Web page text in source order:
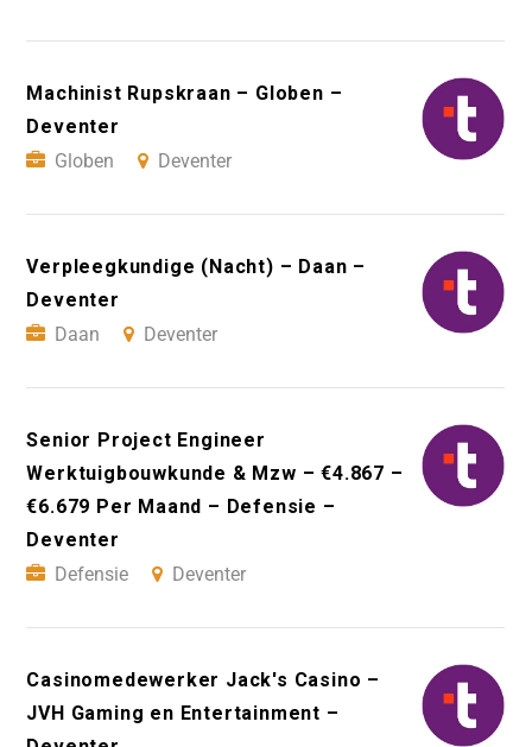
Machinist Rupskraan – Globen –
Deventer
Globen
Deventer
Verpleegkundige (Nacht) – Daan –
Deventer
Daan
Deventer
Senior Project Engineer
Werktuigbouwkunde & Mzw – €4.867 –
€6.679 Per Maand – Defensie –
Deventer
Defensie
Deventer
Casinomedewerker Jack's Casino –
JVH Gaming en Entertainment –